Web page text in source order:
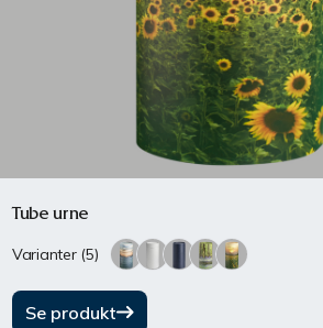
Tube urne
Varianter (5)
Se produkt